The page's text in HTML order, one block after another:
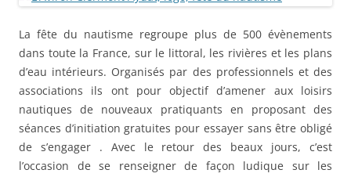
La fête du nautisme regroupe plus de 500 évènements
dans toute la France, sur le littoral, les rivières et les plans
d’eau intérieurs. Organisés par des professionnels et des
associations ils ont pour objectif d’amener aux loisirs
nautiques de nouveaux pratiquants en proposant des
séances d’initiation gratuites pour essayer sans être obligé
de s’engager . Avec le retour des beaux jours, c’est
l’occasion de se renseigner de façon ludique sur les